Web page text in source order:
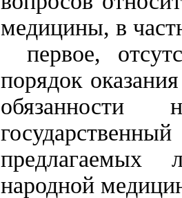
медицины, в
первое,
порядок
обязанности
предлагаемых
народной